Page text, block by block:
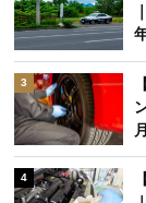
3
4